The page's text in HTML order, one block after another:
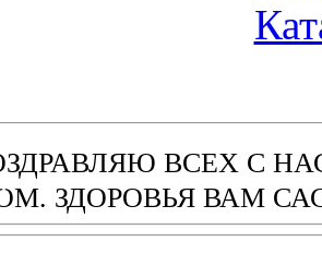
ВСЕХ С
ЗДОРОВЬЯ ВАМ